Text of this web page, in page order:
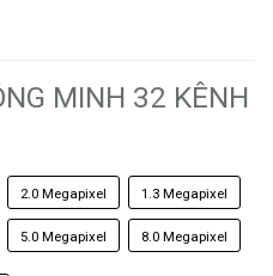
MINH 32 KÊNH
2.0 Megapixel 1.3 Megapixel
5.0 Megapixel 8.0 Megapixel